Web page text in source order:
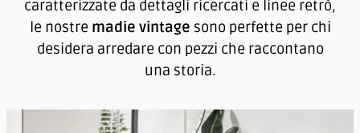
caratterizzate da dettagli ricercati e linee retrò,
le nostremadie vintage sono perfette per chi
desidera arredare con pezzi che raccontano
una storia.